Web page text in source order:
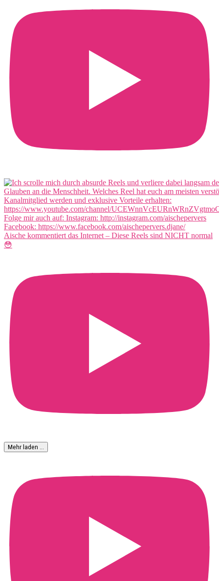
Aische kommentiert das Internet – Diese Reels sind NICHT normal
😳
Mehr laden …